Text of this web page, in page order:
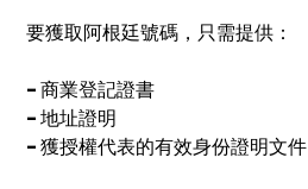
要獲取阿根廷號碼，只需提供：
-商業登記證書
-地址證明
-獲授權代表的有效身份證明文件